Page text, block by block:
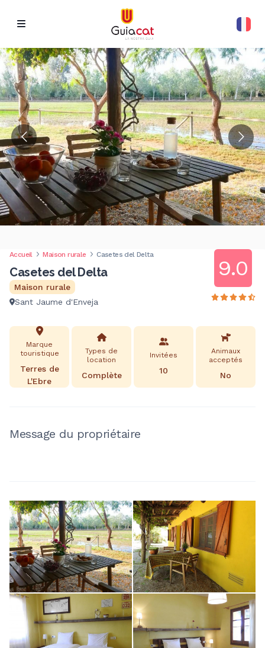
Accueil Maison rurale Casetes del Delta
Casetes del Delta
Maison rurale
Sant Jaume d'Enveja
9.0
Marque
touristique
Terres de
L'Ebre
Types de
location
Complète
Invitées
10
Animaux
acceptés
No
Message du propriétaire